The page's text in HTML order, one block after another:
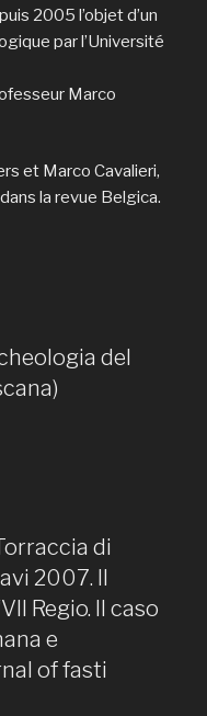
2005 l’objet d’un
par l’Université
Marco
et Marco Cavalieri,
la revue Belgica.
del
di
2007. Il
Regio. Il caso
e
of fasti